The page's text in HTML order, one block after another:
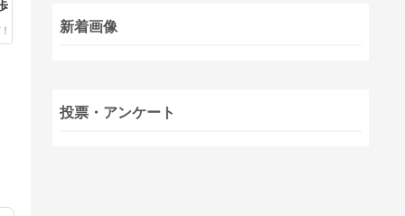
新着画像
投票・アンケート